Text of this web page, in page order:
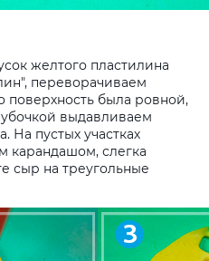
желтого пластилина
переворачиваем
поверхность была ровной,
выдавливаем
На пустых участках
карандашом, слегка
сыр на треугольные